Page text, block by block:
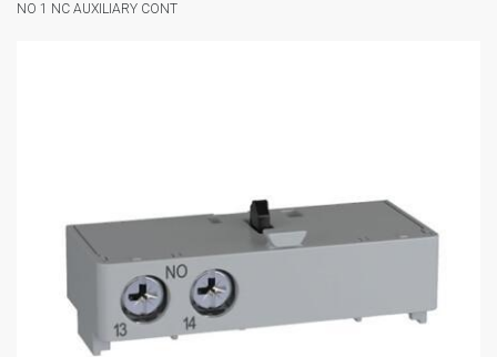
NO 1 NC AUXILIARY CONT